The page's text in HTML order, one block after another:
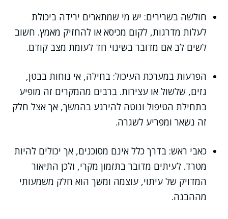
חולשה בשרירים: יש מי שמתארים ירידה ביכולת
לעלות מדרגות, לקום מכיסא או להחזיק מאמץ. חשוב
לשים לב אם מדובר בשינוי חד לעומת מצב קודם.
הפרעות במערכת העיכול: בחילה, אי נוחות בבטן,
גזים, שלשול או עצירות. ברבים מהמקרים זה מופיע
בתחילת הטיפול ונוטה להירגע בהמשך, אך אצל חלק
זה נשאר ומפריע לשגרה.
כאבי ראש: בדרך כלל אינם מסוכנים, אך יכולים להיות
מטרד. לעיתים מדובר בתזמון מקרי, ולכן התיאור
המדויק של עיתוי, עוצמה ומשך הוא חלק משמעותי
מההבנה.